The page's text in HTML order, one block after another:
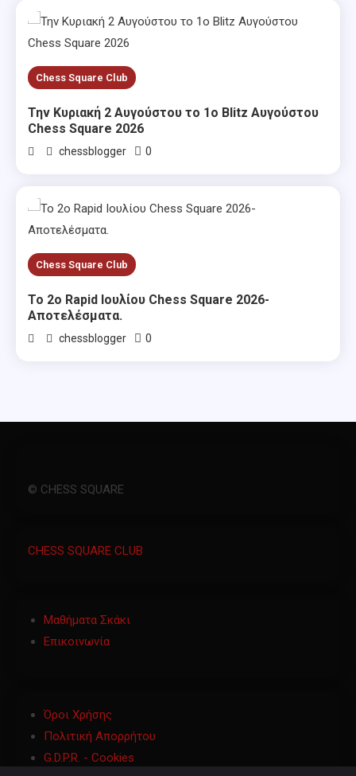
Chess Square Club
Την Κυριακή 2 Αυγούστου το 1ο Blitz Αυγούστου
Chess Square 2026
chessblogger 0
Chess Square Club
Το 2ο Rapid Ιουλίου Chess Square 2026-
Αποτελέσματα.
chessblogger 0
© CHESS SQUARE
CHESS SQUARE CLUB
Μαθήματα Σκάκι
Επικοινωνία
Όροι Χρήσης
Πολιτική Απορρήτου
G.D.P.R. - Cookies